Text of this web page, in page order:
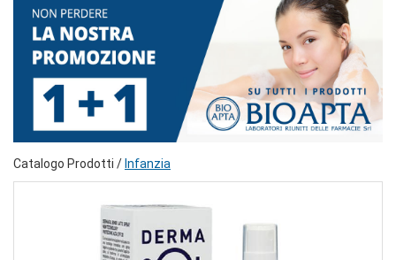
Catalogo Prodotti /Infanzia